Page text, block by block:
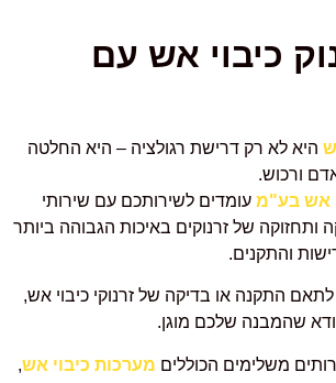
כיבוי אש עם
היא לא רק דרישת רגולציה – היא החלטה
ורכוש.
אש בע"מ עומדים לשירותכם עם שירותי
של זרנוקים באיכות הגבוהה ביותר
והתקנים.
התקנה או בדיקה של זרנוקי כיבוי אש,
שהמבנה שלכם מוגן.
משלימים הכוללים מערכות כיבוי אש,